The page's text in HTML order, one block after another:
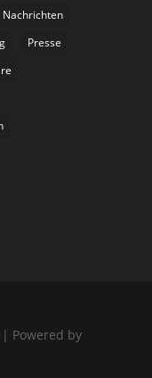
Nachrichten
Presse
Powered by